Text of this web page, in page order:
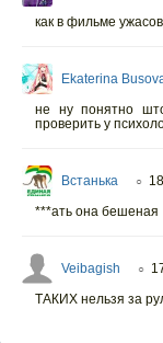
как в фильме
Ekaterina
не ну понятно
проверить у
Встанька ○
***ать она бешеная
Veibagish ○
ТАКИХ нельзя за